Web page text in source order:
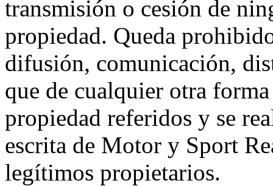
transmisión o cesión de
propiedad. Queda
difusión, comunicación,
que de cualquier otra
propiedad referidos y se
escrita de Motor y Sport
legítimos propietarios.